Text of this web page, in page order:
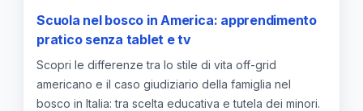
Scuola nel bosco in America: apprendimento
pratico senza tablet e tv
Scopri le differenze tra lo stile di vita off-grid
americano e il caso giudiziario della famiglia nel
bosco in Italia: tra scelta educativa e tutela dei minori.